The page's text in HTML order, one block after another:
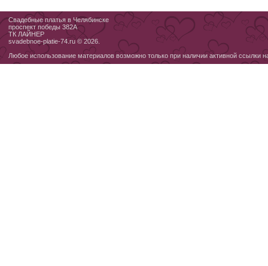
Свадебные платья в Челябинске
проспект победы 382А
ТК ЛАЙНЕР
svadebnoe-platie-74.ru © 2026.
Любое использование материалов возможно только при наличии активной ссылки